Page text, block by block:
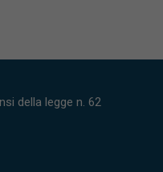
della legge n. 62